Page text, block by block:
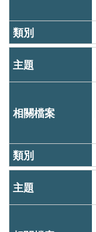
識
臺
博
務
箱
下
載
專